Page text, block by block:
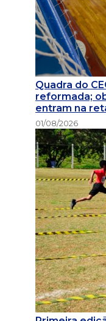
Quadra do
reformada;
entram na
01/08/2026